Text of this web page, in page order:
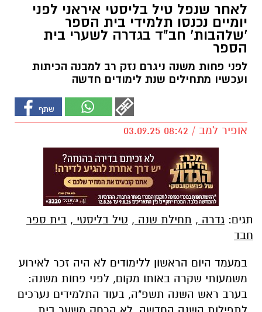
לאחר שנפל טיל בליסטי איראני לפני
יומיים נכנסו תלמידי בית הספר
'שלהבות' חב"ד בגדרה לשערי בית
הספר
לפני פחות משנה ניגרם נזק רב למבנה הכיתות
ועכשיו מתחילים שנת לימודים חדשה
אופיר למב / 08:42 03.09.25
תגים: גדרה , תחילת שנה , טיל בליסטי , בית ספר
חבד
במעמד היום הראשון ללימודים לא היה זכר לאירוע
משמעותי שקרה באותו מקום, לפני פחות משנה:
בערב ראש השנה תשפ"ה, בעוד התלמידים נערכים